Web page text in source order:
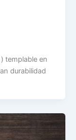
templable en
durabilidad